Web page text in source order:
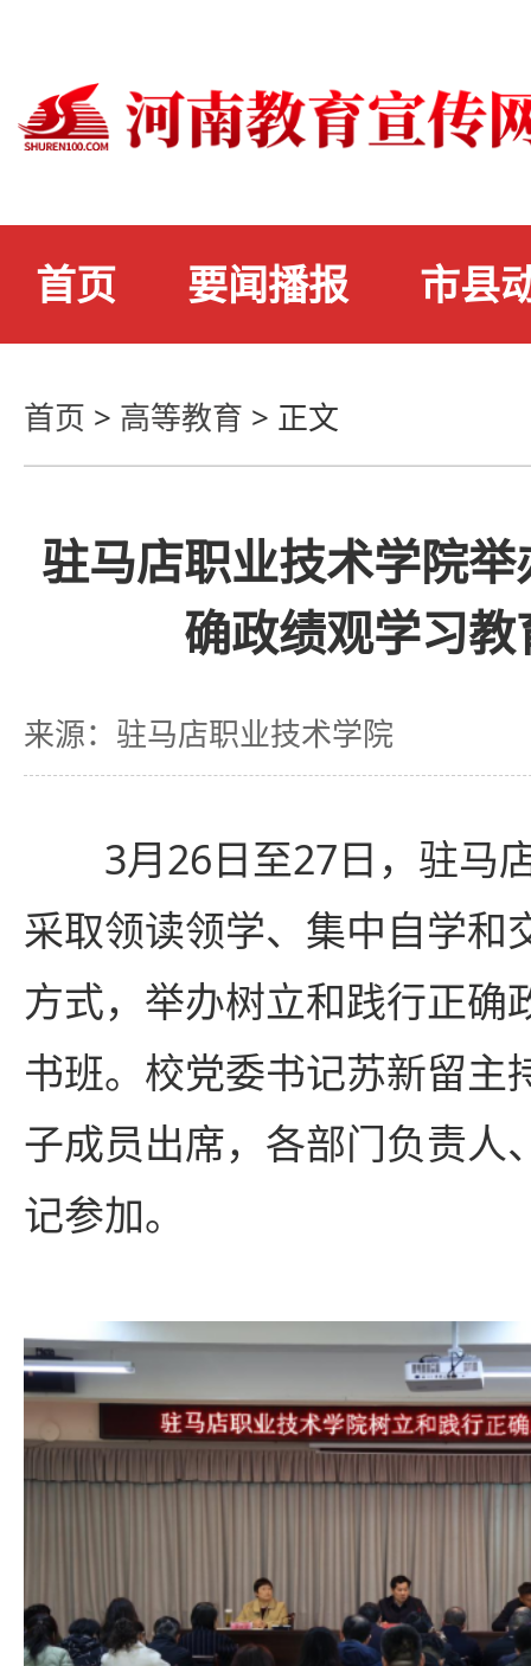
首页 要闻播报 市县
首页 > 高等教育 > 正文
驻马店职业技术学院
确政绩观学习
来源：驻马店职业技术学院
3月26日至27日，驻马
采取领读领学、集中自学和
方式，举办树立和践行正确
书班。校党委书记苏新留主
子成员出席，各部门负责人
记参加。